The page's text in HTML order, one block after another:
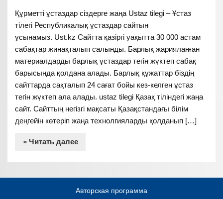
Құрметті ұстаздар сіздерге жаңа Ustaz tilegi – Ұстаз
тілегі Республикалық ұстаздар сайтын
ұсынамыз. Ust.kz Сайтта қазіргі уақытта 30 000 астам
сабақтар жинақталып салынды. Барлық жарияланған
материалдарды барлық ұстаздар тегін жүктеп сабақ
барысында қолдана алады. Барлық құжаттар біздің
сайттарда сақталып 24 сағат бойы кез-келген ұстаз
тегін жүктеп ала алады. ustaz tilegi Қазақ тіліндегі жаңа
сайт. Сайттың негізгі мақсаты Қазақстандағы білім
деңгейін көтеріп жаңа технолгияларды қолданып […]
» Читать далее
Авторская программа